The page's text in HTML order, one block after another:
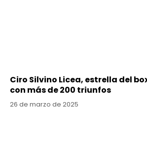
Ciro Silvino Licea, estrella del
con más de 200 triunfos
26 de marzo de 2025